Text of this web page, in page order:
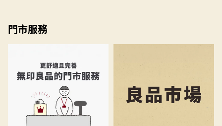
門市服務